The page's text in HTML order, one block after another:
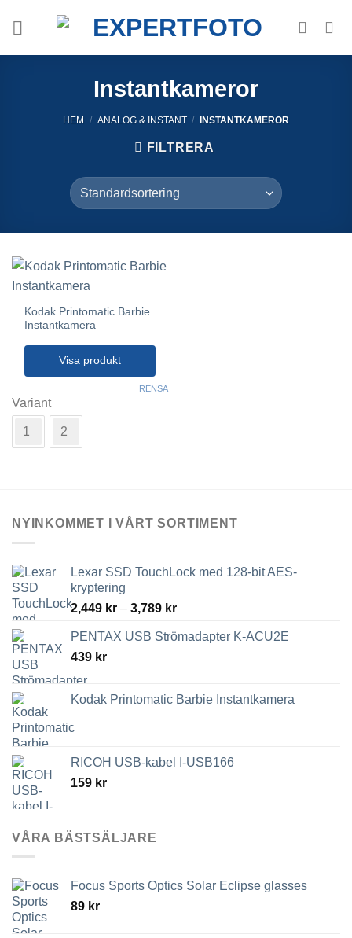
Instantkameror
HEM / ANALOG & INSTANT / INSTANTKAMEROR
FILTRERA
Kodak Printomatic Barbie
Instantkamera
Visa produkt
här
produkten
har
flera
alternativen
på
produktsidan
Variant
1 2
RENSA
NYINKOMMET I VÅRT SORTIMENT
Lexar SSD TouchLock med 128-bit AES-
kryptering
2,449 kr – 3,789 krPrisintervall:
till
PENTAX USB Strömadapter K-ACU2E
439 kr
Kodak Printomatic Barbie Instantkamera
RICOH USB-kabel I-USB166
159 kr
VÅRA BÄSTSÄLJARE
Focus Sports Optics Solar Eclipse glasses
89 kr